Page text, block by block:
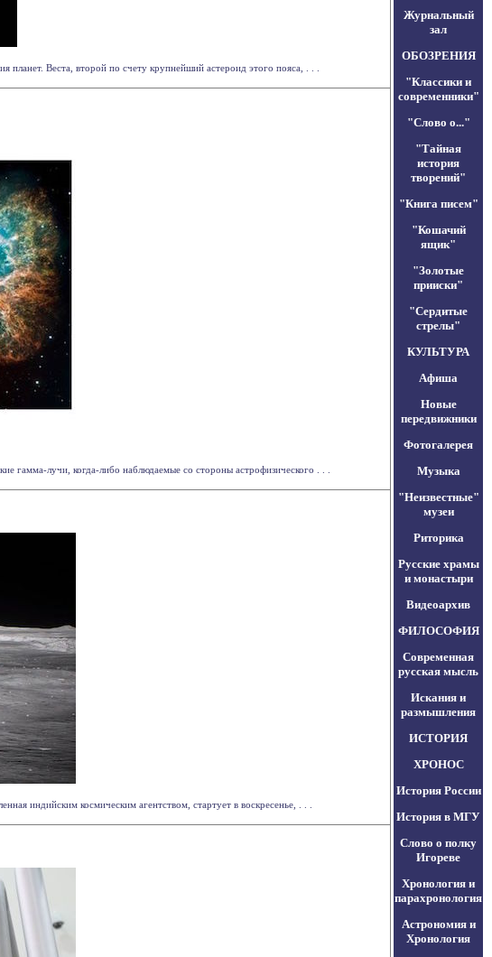
Веста, второй по счету крупнейший астероид этого пояса, . . .
гамма-лучи, когда-либо наблюдаемые со стороны астрофизического . . .
индийским космическим агентством, стартует в воскресенье, . . .
Журнальный
зал
ОБОЗРЕНИЯ
"Классики и
современники"
"Слово о..."
"Тайная
история
творений"
"Книга писем"
"Кошачий
ящик"
"Золотые
прииски"
"Сердитые
стрелы"
КУЛЬТУРА
Афиша
Новые
передвижники
Фотогалерея
Музыка
"Неизвестные"
музеи
Риторика
Русские храмы
и монастыри
Видеоархив
ФИЛОСОФИЯ
Современная
русская мысль
Искания и
размышления
ИСТОРИЯ
ХРОНОС
История России
История в МГУ
Слово о полку
Игореве
Хронология и
парахронология
Астрономия и
Хронология